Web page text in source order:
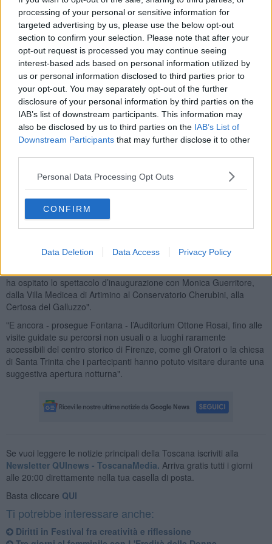
processing of your personal or sensitive information for
targeted advertising by us, please use the below opt-out
section to confirm your selection. Please note that after your
opt-out request is processed you may continue seeing
interest-based ads based on personal information utilized by
us or personal information disclosed to third parties prior to
your opt-out. You may separately opt-out of the further
disclosure of your personal information by third parties on the
IAB’s list of downstream participants. This information may
also be disclosed by us to third parties on the IAB’s List of
Downstream Participants that may further disclose it to other
Personal Data Processing Opt Outs
CONFIRM
Data Deletion Data Access Privacy Policy
Inserita nel cartellone dell'Estate fiorentina, la manifestazione è
stata organizzata con il sostegno della Fondazione Cassa di
Risparmio di Firenze, di Unicoop Firenze e del Cesvot. Cuore
dell’evento, le36associazioni che fanno parte del Centro, attive nei
settori della letteratura, della musica, dell’arte e della storia.
Si tratta di realtà diverse fra loro ma unite, oltre che dalla voglia di
‘diffondere’ cultura, anche dal lavoro del Centro Associazioni
Culturali Fiorentine che da 25 anni punta a far conoscere ai cittadini
il volontariato e a favorire le sinergie fra le associazioni, nella
convinzione che il ruolo della cultura sia anche quello di migliorare
reso manifesto dalGlossariopubblicato per accompagnare questa
edizione della manifestazione in cuivengono definite le 36
associazioni aderenti.
"Un’edizione allargata non solo nei tempi ma anche negli spazi –
- per celebrare i 25 anni di vita della realtà che
mette in rete 36 realtà del territorio. Sono state tante le sedi toccate
ha ospitato lo spettacolo d’inaugurazione con Monica Guerritore,
dalla Villa Medicea di Artimino al Conservatorio Cherubini, alla
Certosa del Galluzzo".
"E ancora - prosegue Fontana - l’Auditorium Ottone Rosai, fino alle
visite guidate su percorsi non usuali o a luoghi raramente
accessibili del centro storico di Firenze, come gli Oratori o la chiesa
di Santa Trinita che i partecipanti hanno potuto visitare durante una
suggestiva apertura notturna".
Se vuoi leggere le notizie principali della Toscana iscriviti alla
Newsletter QUInews - ToscanaMedia. Arriva gratis tutti i giorni
alle 20:00 direttamente nella tua casella di posta.
Basta cliccare QUI
Ti potrebbe interessare anche:
Diritti in Festival fra creatività e riflessione